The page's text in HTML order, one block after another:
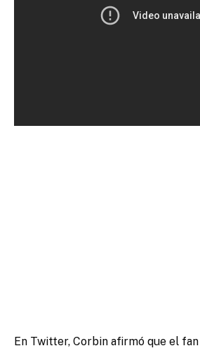
En Twitter, Corbin afirmó que el